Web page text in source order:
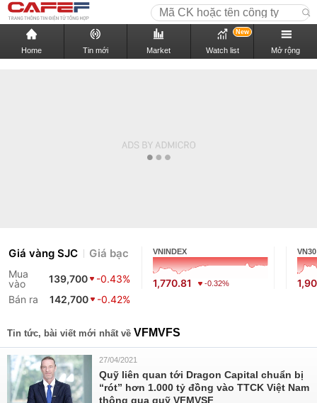
Home Tin mới Market Watch list
New
Mở rộng
Giá vàng SJC Giá bạc
Mua
vào
139,700
-0.43%
Bán ra
142,700 -0.42%
VNINDEX
1,770.81 -0.32%
VN30
Tin tức, bài viết mới nhất về VFMVFS
27/04/2021
Quỹ liên quan tới Dragon Capital chuẩn bị
“rót” hơn 1.000 tỷ đồng vào TTCK Việt Nam
thông qua quỹ VFMVSF